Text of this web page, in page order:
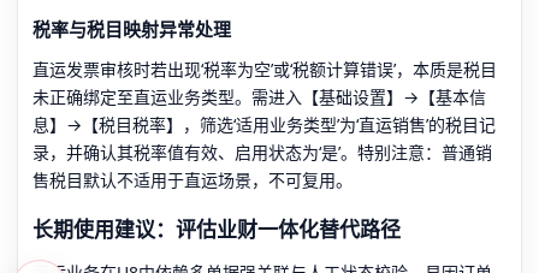
税率与税目映射异常处理
直运发票审核时若出现‘税率为空’或‘税额计算错误’，本质是税目
未正确绑定至直运业务类型。需进入【基础设置】→【基本信
息】→【税目税率】，筛选‘适用业务类型’为‘直运销售’的税目记
录，并确认其税率值有效、启用状态为‘是’。特别注意：普通销
售税目默认不适用于直运场景，不可复用。
长期使用建议：评估业财一体化替代路径